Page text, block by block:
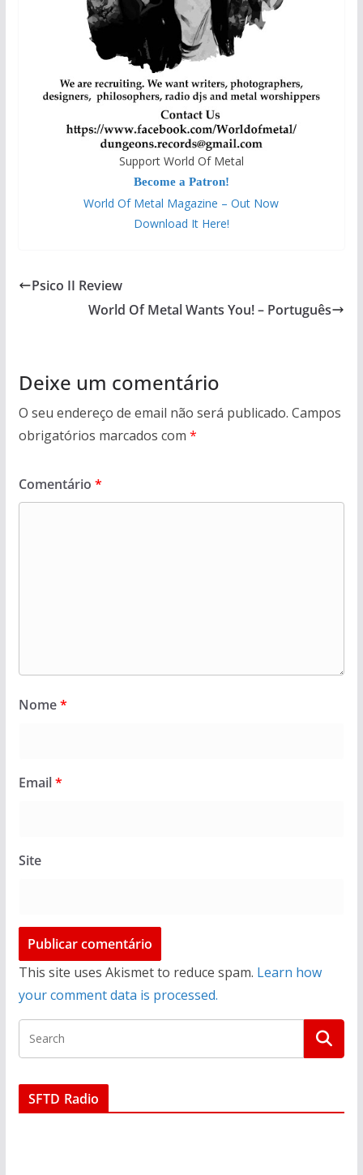
Support World Of Metal
Become a Patron!
World Of Metal Magazine – Out Now
Download It Here!
Psico II Review
World Of Metal Wants You! – Português
Deixe um comentário
O seu endereço de email não será publicado. Campos
obrigatórios marcados com *
Comentário *
Nome*
Email*
Site
This site uses Akismet to reduce spam. Learn how
your comment data is processed.
SFTD Radio